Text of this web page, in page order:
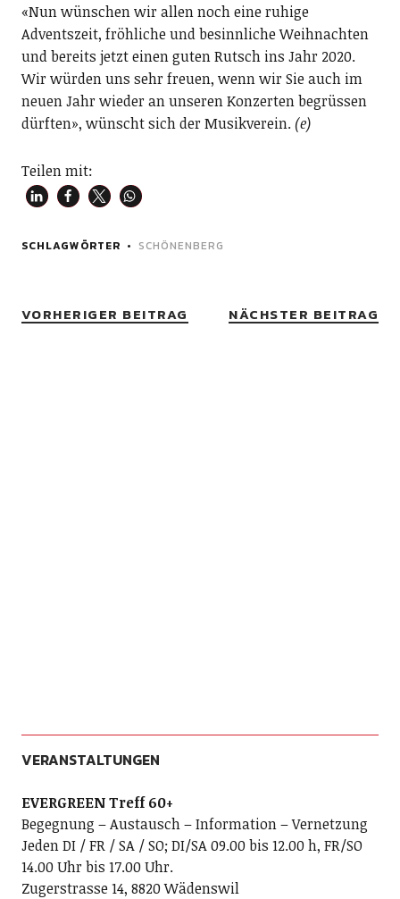
«Nun wünschen wir allen noch eine ruhige
Adventszeit, fröhliche und besinnliche Weihnachten
und bereits jetzt einen guten Rutsch ins Jahr 2020.
Wir würden uns sehr freuen, wenn wir Sie auch im
neuen Jahr wieder an unseren Konzerten begrüssen
dürften», wünscht sich der Musikverein.(e)
Teilen mit:
SCHLAGWÖRTER SCHÖNENBERG
VORHERIGER BEITRAG NÄCHSTER BEITRAG
VERANSTALTUNGEN
EVERGREEN Treff 60+
Begegnung – Austausch – Information – Vernetzung
Jeden DI / FR / SA / SO; DI/SA 09.00 bis 12.00 h, FR/SO
14.00 Uhr bis 17.00 Uhr.
Zugerstrasse 14, 8820 Wädenswil